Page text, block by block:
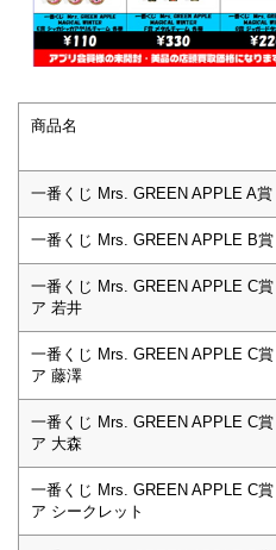
商品名
一番くじ Mrs. GREEN APPLE A
一番くじ Mrs. GREEN APPLE B賞
一番くじ Mrs. GREEN APPLE C
ア 若井
一番くじ Mrs. GREEN APPLE C
ア 藤澤
一番くじ Mrs. GREEN APPLE C
ア 大森
一番くじ Mrs. GREEN APPLE C
ア シークレット